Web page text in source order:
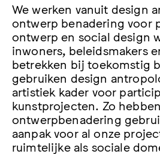
We werken vanuit design
ontwerp benadering voor
ontwerp en social design
inwoners, beleidsmakers
betrekken bij toekomstig
gebruiken design
artistiek kader voor
kunstprojecten. Zo
ontwerpbenadering
aanpak voor al onze
ruimtelijke als sociale